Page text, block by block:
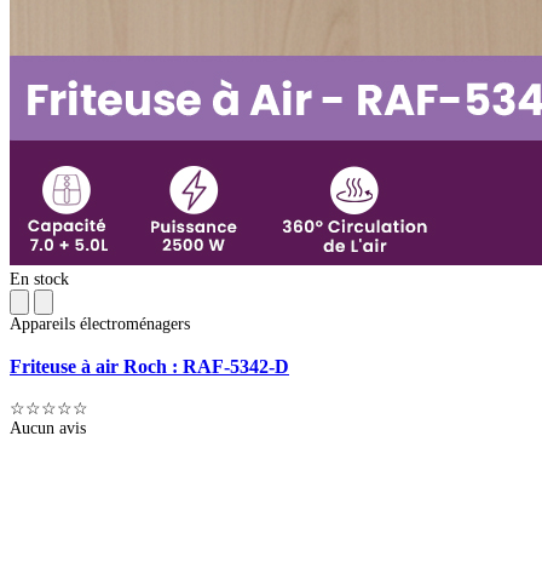
En stock
Appareils électroménagers
Friteuse à air Roch : RAF-5342-D
☆☆☆☆☆
Aucun avis